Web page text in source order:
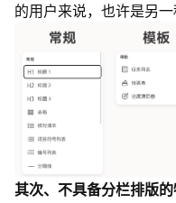
的用户来说，也许是另
其次、不具备分栏排版